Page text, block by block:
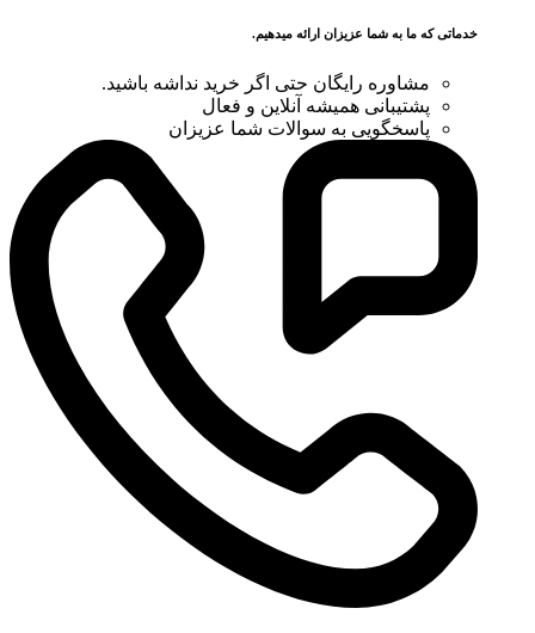
خدماتی که ما به شما عزیزان ارائه میدهیم.
مشاوره رایگان حتی اگر خرید نداشه باشید.
پشتیبانی همیشه آنلاین و فعال
پاسخگویی به سوالات شما عزیزان